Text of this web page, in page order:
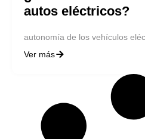
autos eléctricos?
autonomía de los vehículos
Ver más